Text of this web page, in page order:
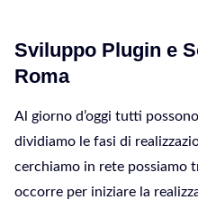
Sviluppo Plugin e
Roma
Al giorno d’oggi tutti
dividiamo le fasi di
cerchiamo in rete possiamo
occorre per iniziare la